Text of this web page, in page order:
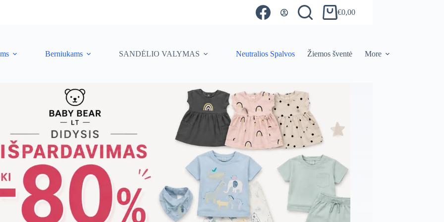
Shopping
€0,00
Berniukams SANDĖLIO VALYMAS Neutralios Spalvos Žiemos šventė More